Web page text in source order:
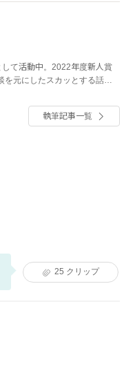
て活動中。2022年度新人賞
を元にしたスカッとする話を
執筆記事一覧
25 クリップ